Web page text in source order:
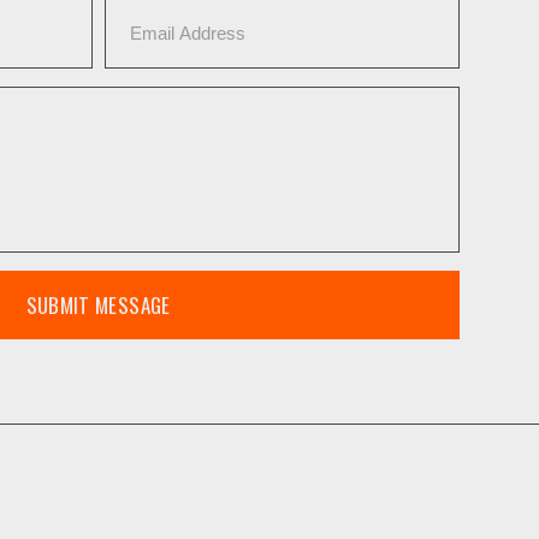
SUBMIT MESSAGE